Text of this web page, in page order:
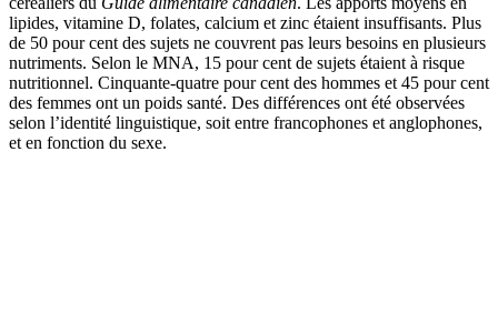
lipides, vitamine D, folates, calcium et zinc étaient insuffisants. Plus
de 50 pour cent des sujets ne couvrent pas leurs besoins en plusieurs
nutriments. Selon le MNA, 15 pour cent de sujets étaient à risque
nutritionnel. Cinquante-quatre pour cent des hommes et 45 pour cent
des femmes ont un poids santé. Des différences ont été observées
selon l’identité linguistique, soit entre francophones et anglophones,
et en fonction du sexe.